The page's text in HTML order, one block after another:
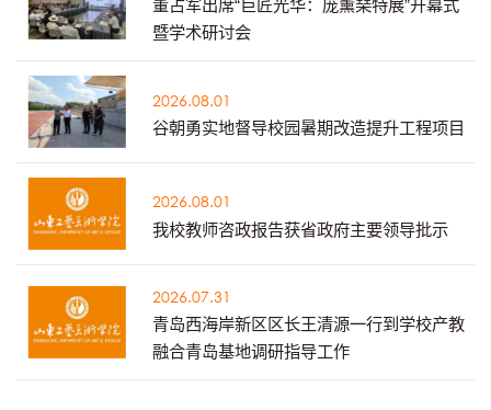
董占军出席“巨匠光华：庞薰琹特展”开幕式
暨学术研讨会
2026.08.01
谷朝勇实地督导校园暑期改造提升工程项目
2026.08.01
我校教师咨政报告获省政府主要领导批示
2026.07.31
青岛西海岸新区区长王清源一行到学校产教
融合青岛基地调研指导工作